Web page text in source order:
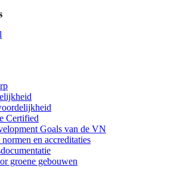
Certified
Goals van de VN
en accreditaties
groene gebouwen